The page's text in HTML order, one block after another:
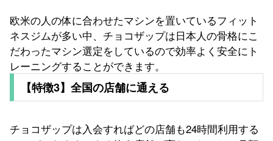
欧米の人の体に合わせたマシンを置いているフィット
ネスジムが多い中、チョコザップは日本人の骨格にこ
だわったマシン選定をしているので効率よく安全にト
レーニングすることができます。
【特徴3】全国の店舗に通える
チョコザップは入会すればどの店舗も24時間利用する